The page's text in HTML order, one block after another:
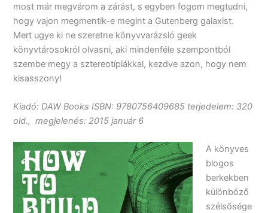
most már megvárom a zárást, s egyben fogom megtudni,
hogy vajon megmentik-e megint a Gutenberg galaxist.
Mert ugye ki ne szeretne könyvvarázsló geek
könyvtárosokról olvasni, aki mindenféle szempontból
szembe megy a sztereotípiákkal, kezdve azon, hogy nem
kisasszony!
Kiadó: DAW Books ISBN: 9780756409685 terjedelem: 320
old., megjelenés: 2015 január 6
A könyves
blogos
berkekben
különböző
szélsősége